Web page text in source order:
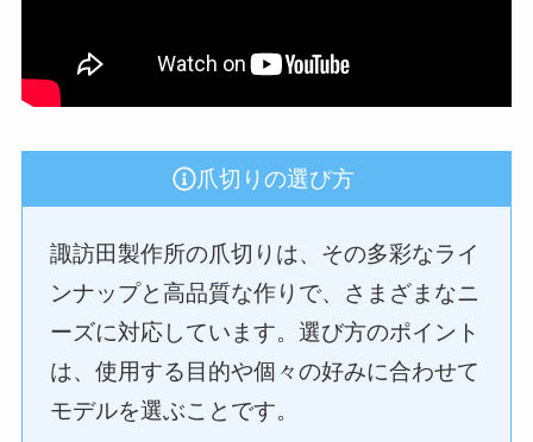
爪切りの選び方
諏訪田製作所の爪切りは、その多彩なライ
ンナップと高品質な作りで、さまざまなニ
ーズに対応しています。選び方のポイント
は、使用する目的や個々の好みに合わせて
モデルを選ぶことです。